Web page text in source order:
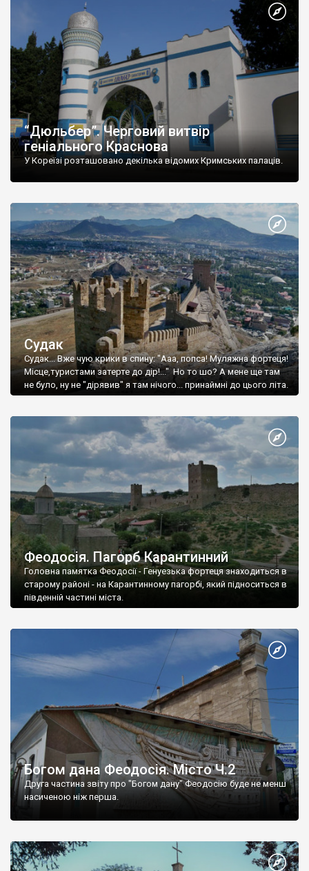
“Дюльбер”. Черговий витвір
геніального Краснова
У Кореїзі розташовано декілька відомих Кримських палаців.
Судак
Судак... Вже чую крики в спину: "Ааа, попса! Муляжна фортеця!
Місце,туристами затерте до дір!..." Но то шо? А мене ще там
не було, ну не "дірявив" я там нічого... принаймні до цього літа.
Феодосія. Пагорб Карантинний
Головна памятка Феодосії - Генуезька фортеця знаходиться в
старому районі - на Карантинному пагорбі, який підноситься в
південній частині міста.
Богом дана Феодосія. Місто Ч.2
Друга частина звіту про "Богом дану" Феодосію буде не менш
насиченою ніж перша.